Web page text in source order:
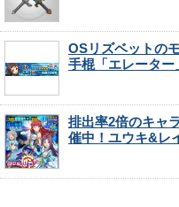
OSリズベットの
手棍「エレーター
排出率2倍のキャ
催中！ユウキ&レ